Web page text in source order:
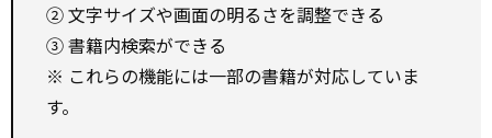
② 文字サイズや画面の明るさを調整できる
③ 書籍内検索ができる
※ これらの機能には一部の書籍が対応していま
す。